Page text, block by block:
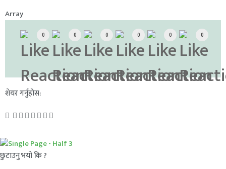
Array
0 0 0 0 0 0
शेयर गर्नुहोस:
छुटाउनु भयो कि ?